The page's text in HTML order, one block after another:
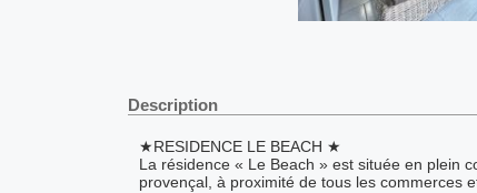
Description
★RESIDENCE LE BEACH ★
La résidence « Le Beach » est située en plein
provençal, à proximité de tous les commerces